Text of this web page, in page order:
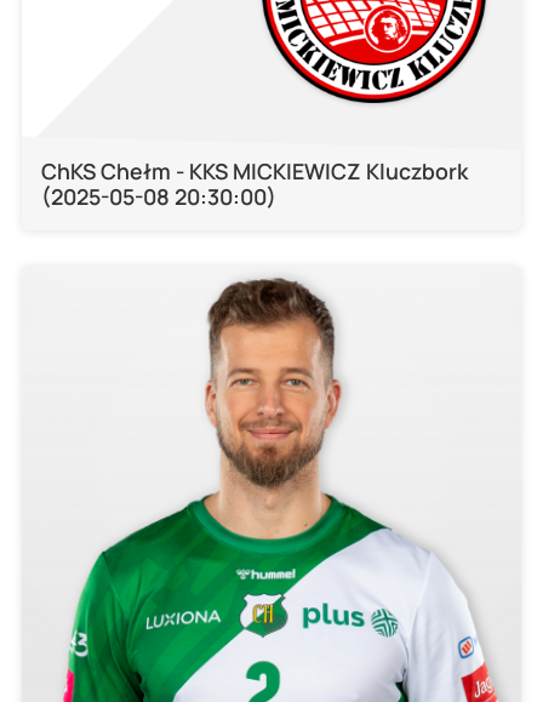
ChKS Chełm - KKS MICKIEWICZ Kluczbork
(2025-05-08 20:30:00)